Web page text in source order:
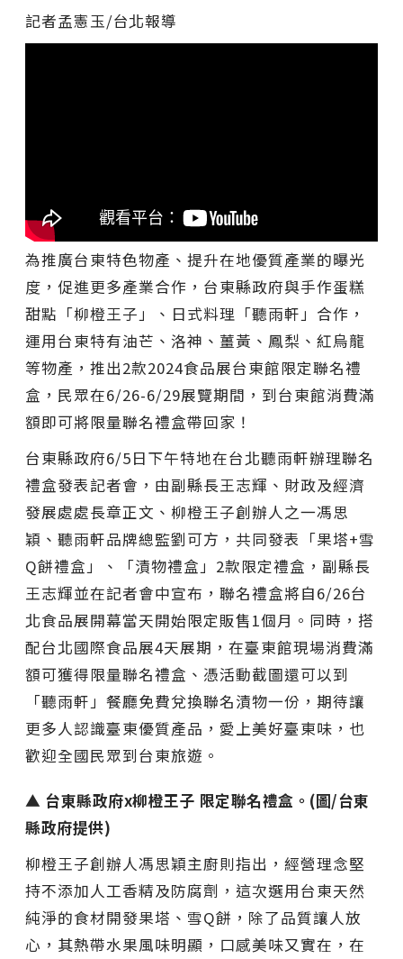
記者孟憲玉/台北報導
為推廣台東特色物產、提升在地優質產業的曝光
度，促進更多產業合作，台東縣政府與手作蛋糕
甜點「柳橙王子」、日式料理「聽雨軒」合作，
運用台東特有油芒、洛神、薑黃、鳳梨、紅烏龍
等物產，推出2款2024食品展台東館限定聯名禮
盒，民眾在6/26-6/29展覽期間，到台東館消費滿
額即可將限量聯名禮盒帶回家！
台東縣政府6/5日下午特地在台北聽雨軒辦理聯名
禮盒發表記者會，由副縣長王志輝、財政及經濟
發展處處長章正文、柳橙王子創辦人之一馮思
穎、聽雨軒品牌總監劉可方，共同發表「果塔+雪
Q餅禮盒」、「漬物禮盒」2款限定禮盒，副縣長
王志輝並在記者會中宣布，聯名禮盒將自6/26台
北食品展開幕當天開始限定販售1個月。同時，搭
配台北國際食品展4天展期，在臺東館現場消費滿
額可獲得限量聯名禮盒、憑活動截圖還可以到
「聽雨軒」餐廳免費兌換聯名漬物一份，期待讓
更多人認識臺東優質產品，愛上美好臺東味，也
歡迎全國民眾到台東旅遊。
▲ 台東縣政府x柳橙王子 限定聯名禮盒。(圖/台東
縣政府提供)
柳橙王子創辦人馮思穎主廚則指出，經營理念堅
持不添加人工香精及防腐劑，這次選用台東天然
純淨的食材開發果塔、雪Q餅，除了品質讓人放
心，其熱帶水果風味明顯，口感美味又實在，在